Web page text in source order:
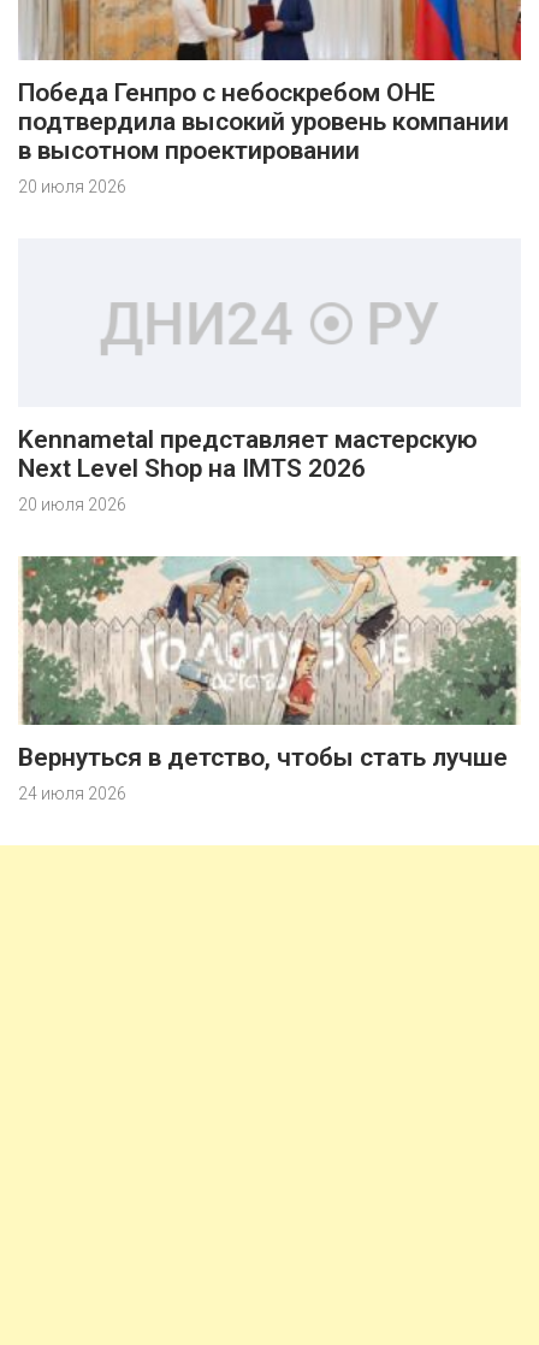
Победа Генпро с небоскребом ОНЕ
подтвердила высокий уровень компании
в высотном проектировании
20 июля 2026
Kennametal представляет мастерскую
Next Level Shop на IMTS 2026
20 июля 2026
Вернуться в детство, чтобы стать лучше
24 июля 2026